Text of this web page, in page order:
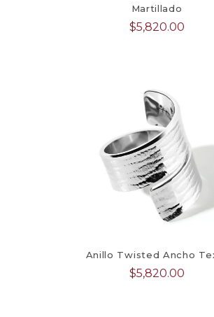
Martillado
$5,820.00
Anillo Twisted Ancho
$5,820.00